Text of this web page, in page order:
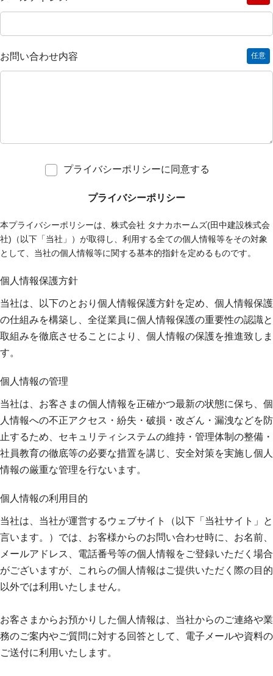
お問い合わせ内容 任意
プライバシーポリシーに同意する
プライバシーポリシー
本プライバシーポリシーは、株式会社 タナカホームズ(田中建設株式会
社)（以下「当社」）が取得し、利用する全ての個人情報等をその対象
として、当社の個人情報等に関する基本的指針を定めるものです。
個人情報保護方針
当社は、以下のとおり個人情報保護方針を定め、個人情報保護
の仕組みを構築し、全従業員に個人情報保護の重要性の認識と
取組みを徹底させることにより、個人情報の保護を推進致しま
す。
個人情報の管理
当社は、お客さまの個人情報を正確かつ最新の状態に保ち、個
人情報への不正アクセス・紛失・破損・改ざん・漏洩などを防
止するため、セキュリティシステムの維持・管理体制の整備・
社員教育の徹底等の必要な措置を講じ、安全対策を実施し個人
情報の厳重な管理を行ないます。
個人情報の利用目的
当社は、当社が運営するウェブサイト（以下「当社サイト」と
言います。）では、お客様からのお問い合わせ時に、お名前、
メールアドレス、電話番号等の個人情報をご登録いただく場合
がございますが、これらの個人情報はご提供いただく際の目的
以外では利用いたしません。
お客さまからお預かりした個人情報は、当社からのご連絡や業
務のご案内やご質問に対する回答として、電子メールや資料の
ご送付に利用いたします。